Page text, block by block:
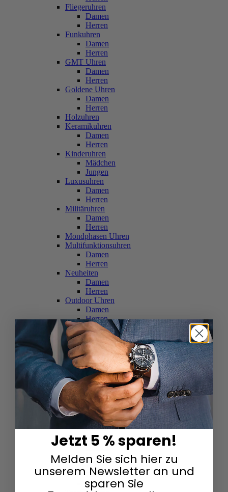
Fliegeruhren
Damen
Herren
Funkuhren
Damen
Herren
GMT Uhren
Damen
Herren
Goldene Uhren
Damen
Herren
Holzuhren
Keramikuhren
Damen
Herren
Kinderuhren
Mädchen
Jungen
Luxusuhren
Damen
Herren
Militäruhren
Damen
Herren
Mondphasen Uhren
Multifunktionsuhren
Damen
Herren
Neuheiten
Damen
Herren
Outdoor Uhren
Damen
Herren
Schweizer Uhren
Damen
Herren
Skelettuhren
Damen
Herren
Smartwatches
Damen
Herren
Solaruhren
Herren
Damen
Sportuhren
Damen
Herren
Swarovski & Edelsteine
Damen
Herren
Jetzt 5 % sparen!
Melden Sie sich hier zu
unserem Newsletter an und
sparen Sie